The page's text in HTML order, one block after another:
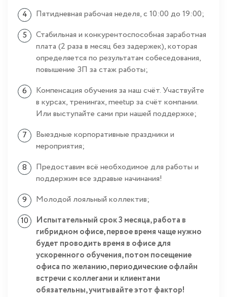
Пятидневная рабочая неделя, с 10:00 до 19:00;
Стабильная и конкурентоспособная заработная
плата (2 раза в месяц без задержек), которая
определяется по результатам собеседования,
повышение ЗП за стаж работы;
Компенсация обучения за наш счёт. Участвуйте
в курсах, тренингах, meetup за счёт компании.
Или выступайте сами при нашей поддержке;
Выездные корпоративные праздники и
мероприятия;
Предоставим всё необходимое для работы и
поддержим все здравые начинания!
Молодой лояльный коллектив;
Испытательный срок 3 месяца, работа в
гибридном офисе, первое время чаще нужно
будет проводить время в офисе для
ускоренного обучения, потом посещение
офиса по желанию, периодические офлайн
встречи с коллегами и клиентами
обязательны, учитывайте этот фактор!